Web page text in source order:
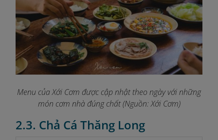
Menu của Xới Cơm được cập nhật theo ngày với những
món cơm nhà đúng chất(Nguồn: Xới Cơm)
2.3. Chả Cá Thăng Long